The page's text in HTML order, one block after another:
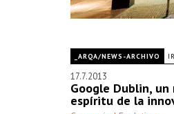
_ARQA/NEWS-ARCHIVO
17.7.2013
Google Dublin, un
espíritu de la